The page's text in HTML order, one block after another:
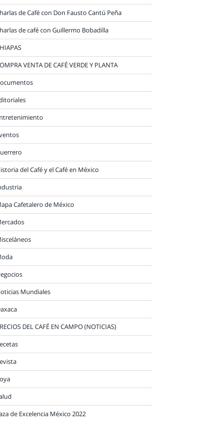
de Café con Don Fausto Cantú Peña
de café con Guillermo Bobadilla
VENTA DE CAFÉ VERDE Y PLANTA
del Café y el Café en México
Cafetalero de México
Mundiales
DEL CAFÉ EN CAMPO (NOTICIAS)
de Excelencia México 2022